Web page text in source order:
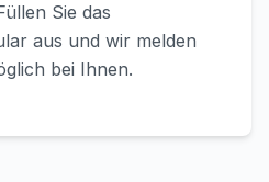
Sie das
aus und wir melden
bei Ihnen.